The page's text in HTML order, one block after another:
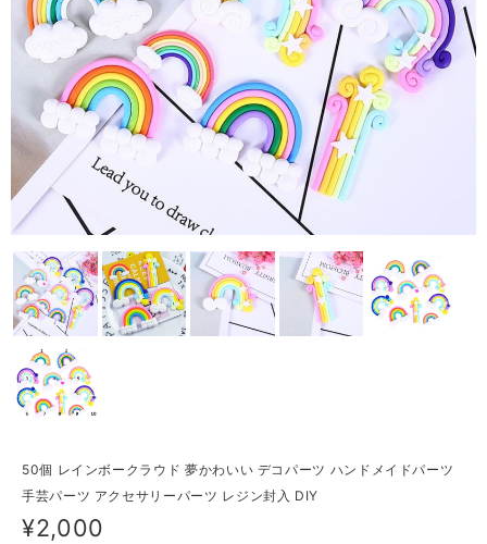
50個 レインボークラウド 夢かわいい デコパーツ ハンドメイドパーツ
手芸パーツ アクセサリーパーツ レジン封入 DIY
¥2,000